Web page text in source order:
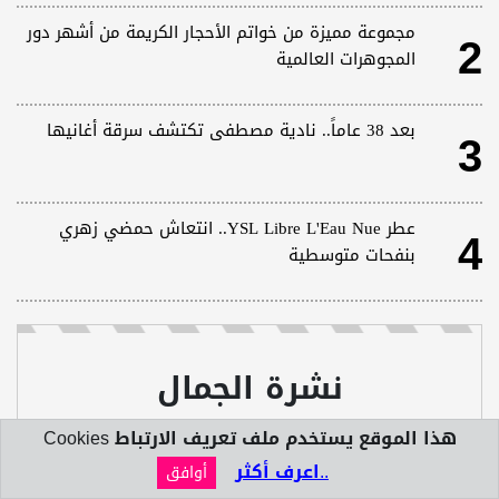
2
مجموعة مميزة من خواتم الأحجار الكريمة من أشهر دور
المجوهرات العالمية
3 بعد 38 عاماً.. نادية مصطفى تكتشف سرقة أغانيها
4
عطر YSL Libre L'Eau Nue.. انتعاش حمضي زهري
بنفحات متوسطية
نشرة الجمال
برجاء ادخال الايميل الشخصى لمتابعة النشرة
المجانية
هذا الموقع يستخدم ملف تعريف الارتباط Cookies
..اعرف أكثر
أوافق